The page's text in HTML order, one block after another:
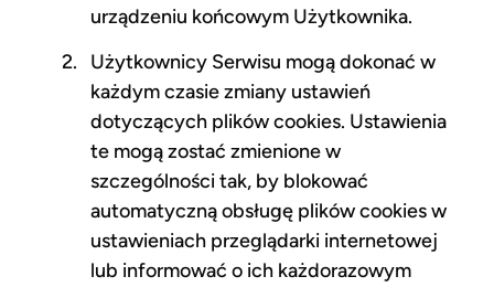
urządzeniu końcowym Użytkownika.
Użytkownicy Serwisu mogą dokonać w
każdym czasie zmiany ustawień
dotyczących plików cookies. Ustawienia
te mogą zostać zmienione w
szczególności tak, by blokować
automatyczną obsługę plików cookies w
ustawieniach przeglądarki internetowej
lub informować o ich każdorazowym